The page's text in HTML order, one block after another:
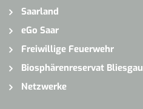
Saarland
eGo Saar
Freiwillige Feuerwehr
Biosphärenreservat Bliesgau
Netzwerke